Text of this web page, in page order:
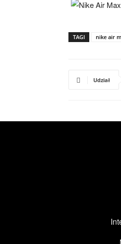
TAGI nike air
Udział